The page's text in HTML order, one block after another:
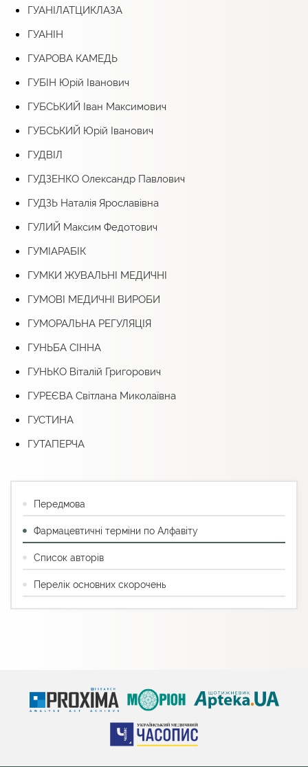
ГУАНІЛАТЦИКЛАЗА
ГУАНІН
ГУАРОВА КАМЕДЬ
ГУБІН Юрій Іванович
ГУБСЬКИЙ Іван Максимович
ГУБСЬКИЙ Юрій Іванович
ГУДВІЛ
ГУДЗЕНКО Олександр Павлович
ГУДЗЬ Наталія Ярославівна
ГУЛИЙ Максим Федотович
ГУМІАРАБІК
ГУМКИ ЖУВАЛЬНІ МЕДИЧНІ
ГУМОВІ МЕДИЧНІ ВИРОБИ
ГУМОРАЛЬНА РЕГУЛЯЦІЯ
ГУНЬБА СІННА
ГУНЬКО Віталій Григорович
ГУРЕЄВА Світлана Миколаївна
ГУСТИНА
ГУТАПЕРЧА
Передмова
Фармацевтичні терміни по Алфавіту
Список авторів
Перелік основних скорочень